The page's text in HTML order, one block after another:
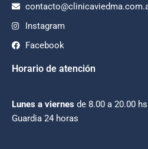
Instagram
Facebook
Horario de atención
Lunes a viernes de 8.00 a 20.00 hs
Guardia 24 horas